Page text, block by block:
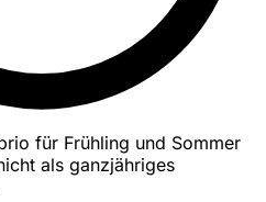
für Frühling und Sommer
als ganzjähriges